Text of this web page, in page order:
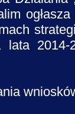
lata 2014-